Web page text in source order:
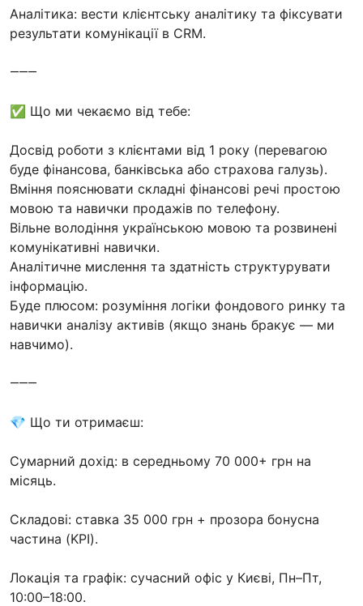
Аналітика: вести клієнтську аналітику та фіксувати
результати комунікації в CRM.
⸻
✅ Що ми чекаємо від тебе:
Досвід роботи з клієнтами від 1 року (перевагою
буде фінансова, банківська або страхова галузь).
Вміння пояснювати складні фінансові речі простою
мовою та навички продажів по телефону.
Вільне володіння українською мовою та розвинені
комунікативні навички.
Аналітичне мислення та здатність структурувати
інформацію.
Буде плюсом: розуміння логіки фондового ринку та
навички аналізу активів (якщо знань бракує — ми
навчимо).
⸻
💎 Що ти отримаєш:
Сумарний дохід: в середньому 70 000+ грн на
місяць.
Складові: ставка 35 000 грн + прозора бонусна
частина (KPI).
Локація та графік: сучасний офіс у Києві, Пн–Пт,
10:00–18:00.